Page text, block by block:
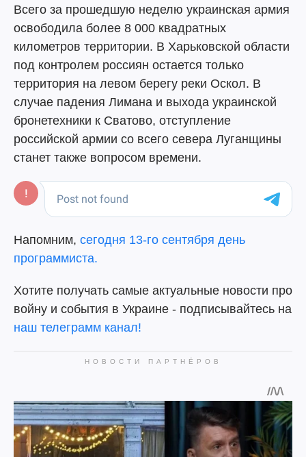
Всего за прошедшую неделю украинская армия
освободила более 8 000 квадратных
километров территории. В Харьковской области
под контролем россиян остается только
территория на левом берегу реки Оскол. В
случае падения Лимана и выхода украинской
бронетехники к Сватово, отступление
российской армии со всего севера Луганщины
станет также вопросом времени.
Напомним, сегодня 13-го сентября день
программиста.
Хотите получать самые актуальные новости про
войну и события в Украине - подписывайтесь на
наш телеграмм канал!